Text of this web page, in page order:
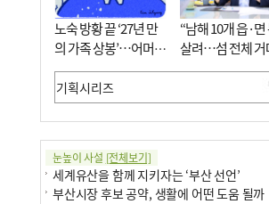
노숙 방황 끝 ‘27년 만
의 가족 상봉’…어머니
와 행복 꿈꿔
“남해 10개 읍·
살려…섬 전체 거
원으로 조성”
눈높이 사설 [전체보기]
세계유산을 함께 지키자는 ‘부산 선언’
부산시장 후보 공약, 생활에 어떤 도움 될까